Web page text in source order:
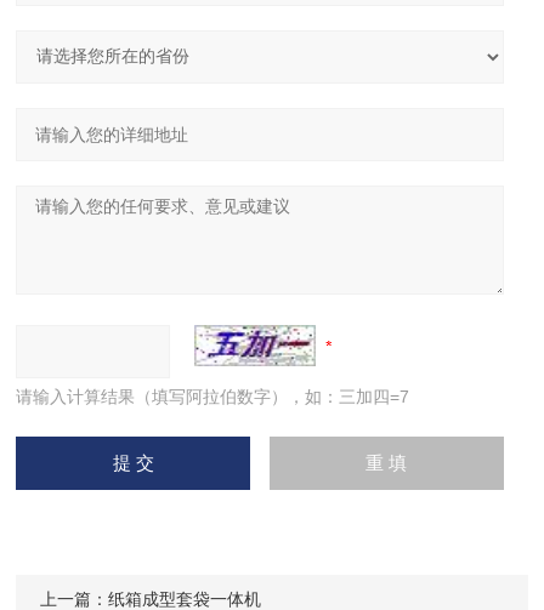
请输入计算结果（填写阿拉伯数字），如：三加四=7
上一篇：纸箱成型套袋一体机